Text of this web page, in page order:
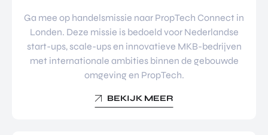
Ga mee op handelsmissie naar PropTech Connect in
Londen. Deze missie is bedoeld voor Nederlandse
start-ups, scale-ups en innovatieve MKB-bedrijven
met internationale ambities binnen de gebouwde
omgeving en PropTech.
BEKIJK MEER